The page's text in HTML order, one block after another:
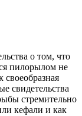
о том, что
пилорылом не
своеобразная
свидетельства
стремительно
кефали и как